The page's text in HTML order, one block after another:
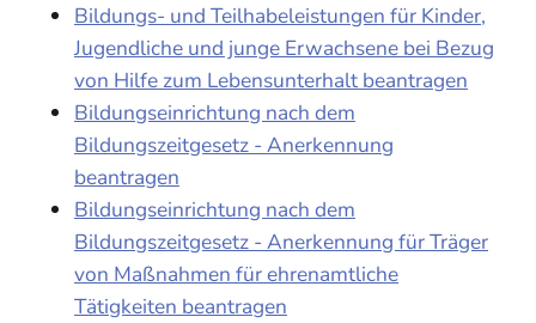
Bildungs- und Teilhabeleistungen für Kinder,
Jugendliche und junge Erwachsene bei Bezug
von Hilfe zum Lebensunterhalt beantragen
Bildungseinrichtung nach dem
Bildungszeitgesetz - Anerkennung
beantragen
Bildungseinrichtung nach dem
Bildungszeitgesetz - Anerkennung für Träger
von Maßnahmen für ehrenamtliche
Tätigkeiten beantragen